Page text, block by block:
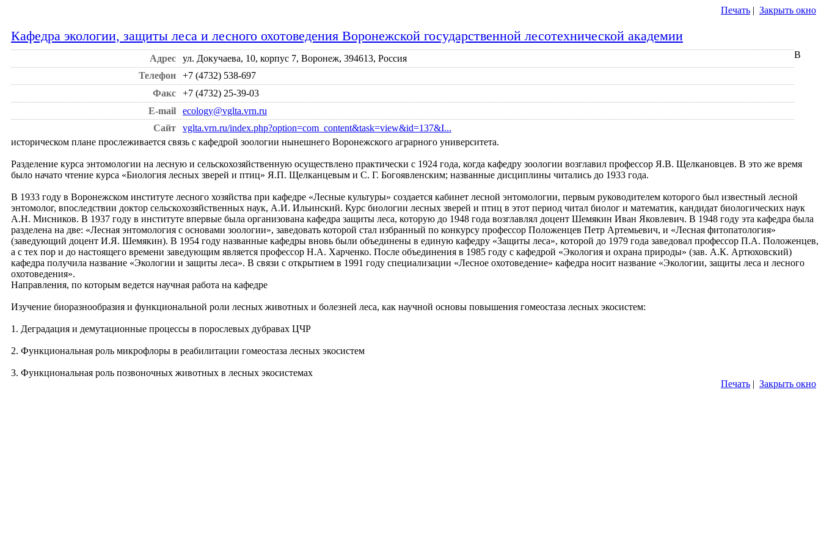
Печать | Закрыть окно
Кафедра экологии, защиты леса и лесного охотоведения Воронежской государственной лесотехнической академии
Адрес
ул. Докучаева, 10, корпус 7, Воронеж, 394613, Россия
Телефон
+7 (4732) 538-697
Факс
+7 (4732) 25-39-03
E-mail
ecology@vglta.vrn.ru
Сайт
vglta.vrn.ru/index.php?option=com_content&task=view&id=137&I...
В
историческом плане прослеживается связь с кафедрой зоологии нынешнего Воронежского аграрного университета.
Разделение курса энтомологии на лесную и сельскохозяйственную осуществлено практически с 1924 года, когда кафедру зоологии возглавил профессор Я.В. Щелкановцев. В это же время
было начато чтение курса «Биология лесных зверей и птиц» Я.П. Щелканцевым и С. Г. Богоявленским; названные дисциплины читались до 1933 года.
В 1933 году в Воронежском институте лесного хозяйства при кафедре «Лесные культуры» создается кабинет лесной энтомологии, первым руководителем которого был известный лесной
энтомолог, впоследствии доктор сельскохозяйственных наук, А.И. Ильинский. Курс биологии лесных зверей и птиц в этот период читал биолог и математик, кандидат биологических наук
А.Н. Мисников. В 1937 году в институте впервые была организована кафедра защиты леса, которую до 1948 года возглавлял доцент Шемякин Иван Яковлевич. В 1948 году эта кафедра была
разделена на две: «Лесная энтомология с основами зоологии», заведовать которой стал избранный по конкурсу профессор Положенцев Петр Артемьевич, и «Лесная фитопатология»
(заведующий доцент И.Я. Шемякин). В 1954 году названные кафедры вновь были объединены в единую кафедру «Защиты леса», которой до 1979 года заведовал профессор П.А. Положенцев,
а с тех пор и до настоящего времени заведующим является профессор Н.А. Харченко. После объединения в 1985 году с кафедрой «Экология и охрана природы» (зав. А.К. Артюховский)
кафедра получила название «Экологии и защиты леса». В связи с открытием в 1991 году специализации «Лесное охотоведение» кафедра носит название «Экологии, защиты леса и лесного
охотоведения».
Направления, по которым ведется научная работа на кафедре
Изучение биоразнообразия и функциональной роли лесных животных и болезней леса, как научной основы повышения гомеостаза лесных экосистем:
1. Деградация и демутационные процессы в порослевых дубравах ЦЧР
2. Функциональная роль микрофлоры в реабилитации гомеостаза лесных экосистем
3. Функциональная роль позвоночных животных в лесных экосистемах
Печать | Закрыть окно